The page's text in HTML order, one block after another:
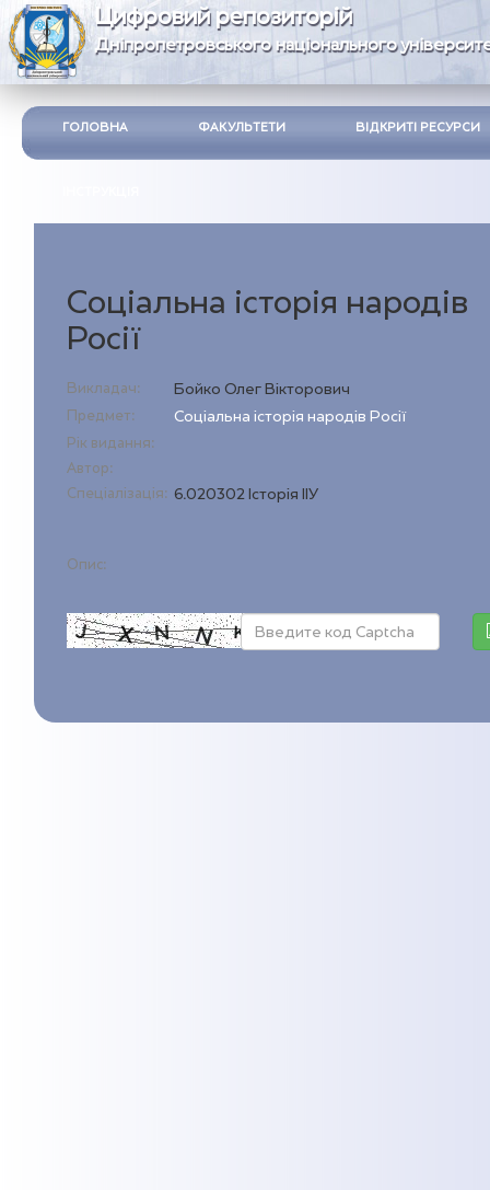
Цифровий репозиторій
Дніпропетровського національного
ГОЛОВНА ФАКУЛЬТЕТИ ВІДКРИТІ РЕСУРСИ
Соціальна історія народів
Росії
Викладач: Бойко Олег Вікторович
Предмет: Соціальна історія народів Росії
Рік видання:
Автор:
Спеціалізація: 6.020302 Історія ІІУ
Опис: